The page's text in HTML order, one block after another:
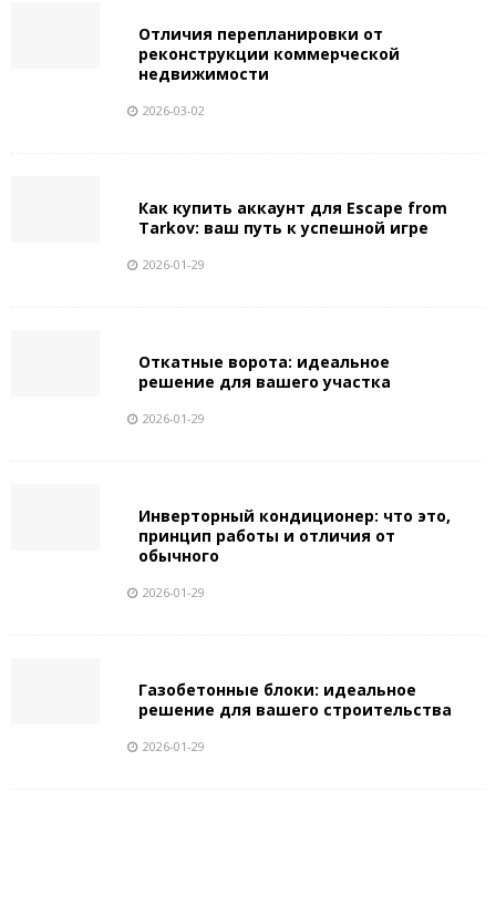
Отличия перепланировки от
реконструкции коммерческой
недвижимости
2026-03-02
Как купить аккаунт для Escape from
Tarkov: ваш путь к успешной игре
2026-01-29
Откатные ворота: идеальное
решение для вашего участка
2026-01-29
Инверторный кондиционер: что это,
принцип работы и отличия от
обычного
2026-01-29
Газобетонные блоки: идеальное
решение для вашего строительства
2026-01-29